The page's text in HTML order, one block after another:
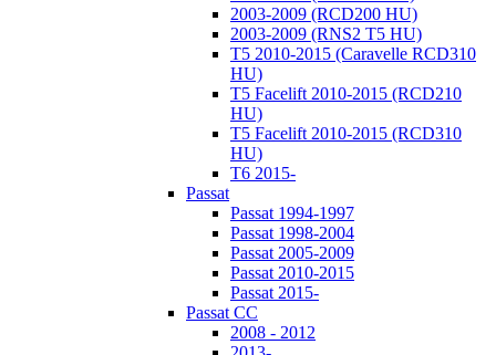
2003-2009 (RCD200 HU)
2003-2009 (RNS2 T5 HU)
T5 2010-2015 (Caravelle RCD310
HU)
T5 Facelift 2010-2015 (RCD210
HU)
T5 Facelift 2010-2015 (RCD310
HU)
T6 2015-
Passat
Passat 1994-1997
Passat 1998-2004
Passat 2005-2009
Passat 2010-2015
Passat 2015-
Passat CC
2008 - 2012